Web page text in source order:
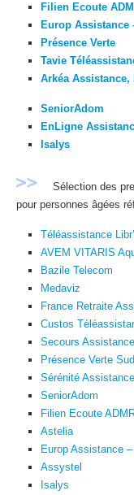
Filien Ecoute
Europ Assistance
Présence Verte
Tavie
Arkéa
SeniorAdom
EnLigne
Isalys
Sélection des
pour personnes âgées
Téléassistance
AVEM VITARIS
Bazile Telecom
Medaviz
France Retraite
Custos
Secours Assistance
Présence Verte
Sérénité Assistance
SeniorAdom
Filien Ecoute
Astelia
Europ Assistance
Assystel
Isalys